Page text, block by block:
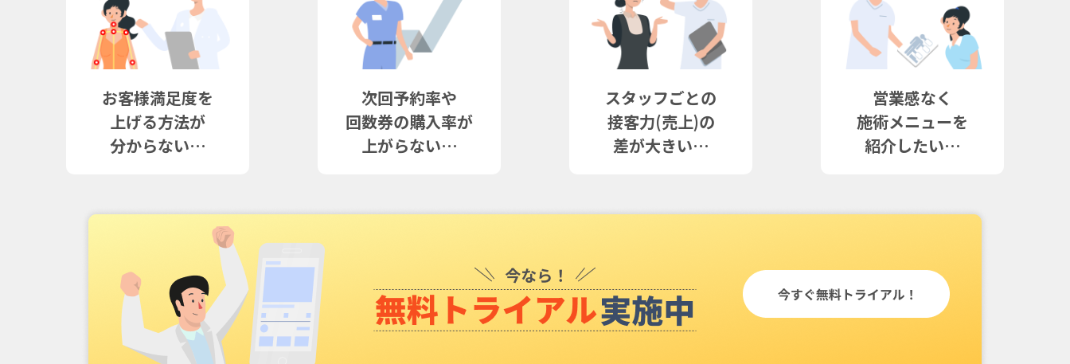
お客様満足度を
上げる方法が
分からない…
次回予約率や
回数券の購入率が
上がらない…
スタッフごとの
接客力(売上)の
差が大きい…
営業感なく
施術メニューを
紹介したい…